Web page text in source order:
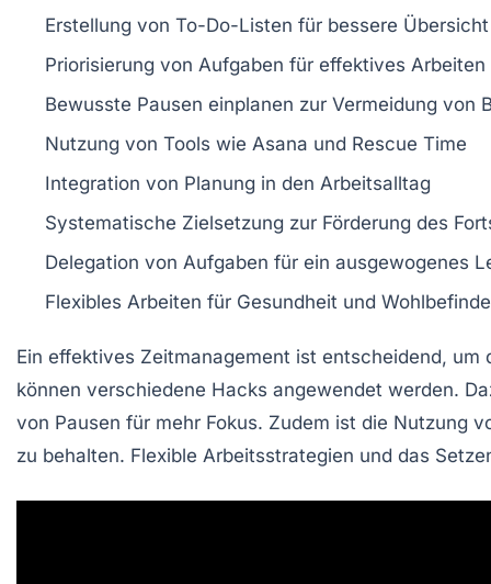
Erstellung von To-Do-Listen für bessere Übersicht
Priorisierung von Aufgaben für effektives Arbeiten
Bewusste Pausen einplanen zur Vermeidung von
Nutzung von Tools wie Asana und Rescue Time
Integration von Planung in den Arbeitsalltag
Systematische Zielsetzung zur Förderung des
Delegation von Aufgaben für ein ausgewogenes
Flexibles Arbeiten für Gesundheit und
Ein effektives Zeitmanagement ist entscheidend, um
können verschiedene Hacks angewendet werden.
von Pausen für mehr Fokus. Zudem ist die Nutzung
zu behalten. Flexible Arbeitsstrategien und das